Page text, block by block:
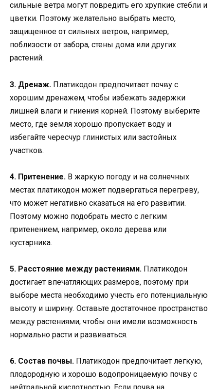
сильные ветра могут повредить его хрупкие стебли и
цветки. Поэтому желательно выбрать место,
защищенное от сильных ветров, например,
поблизости от забора, стены дома или других
растений.
3. Дренаж. Платикодон предпочитает почву с
хорошим дренажем, чтобы избежать задержки
лишней влаги и гниения корней. Поэтому выберите
место, где земля хорошо пропускает воду и
избегайте чересчур глинистых или застойных
участков.
4. Притенение. В жаркую погоду и на солнечных
местах платикодон может подвергаться перегреву,
что может негативно сказаться на его развитии.
Поэтому можно подобрать место с легким
притенением, например, около дерева или
кустарника.
5. Расстояние между растениями. Платикодон
достигает впечатляющих размеров, поэтому при
выборе места необходимо учесть его потенциальную
высоту и ширину. Оставьте достаточное пространство
между растениями, чтобы они имели возможность
нормально расти и развиваться.
6. Состав почвы. Платикодон предпочитает легкую,
плодородную и хорошо водопроницаемую почву с